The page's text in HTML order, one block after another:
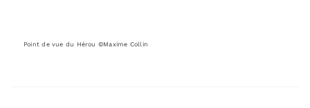
Point de vue du Hérou ©Maxime Collin